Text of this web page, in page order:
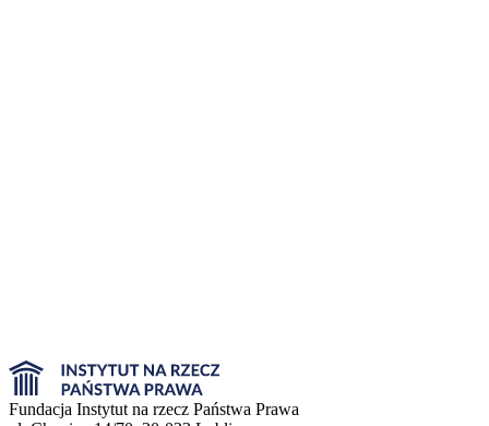
Fundacja Instytut na rzecz Państwa Prawa